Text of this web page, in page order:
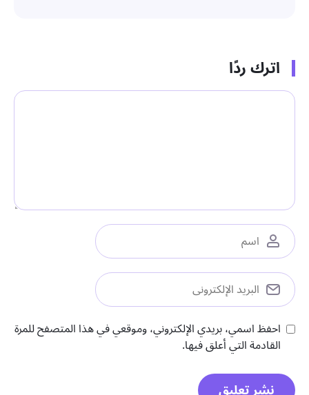
اترك ردًا
احفظ اسمي، بريدي الإلكتروني، وموقعي في هذا المتصفح للمرة
القادمة التي أعلق فيها.